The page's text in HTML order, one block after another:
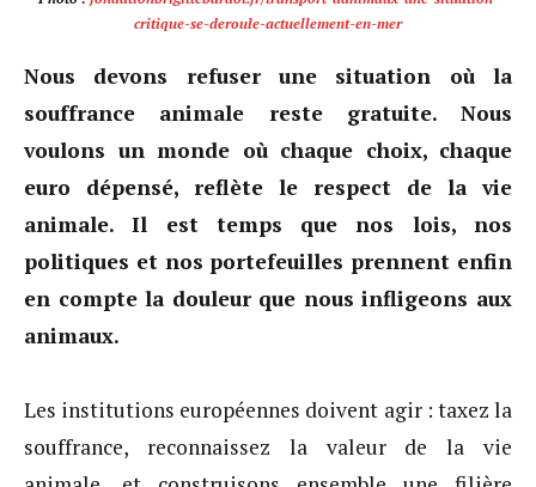
critique-se-deroule-actuellement-en-mer
Nous devons refuser une situation où la
souffrance animale reste gratuite. Nous
voulons un monde où chaque choix, chaque
euro dépensé, reflète le respect de la vie
animale. Il est temps que nos lois, nos
politiques et nos portefeuilles prennent enfin
en compte la douleur que nous infligeons aux
animaux.
Les institutions européennes doivent agir : taxez la
souffrance, reconnaissez la valeur de la vie